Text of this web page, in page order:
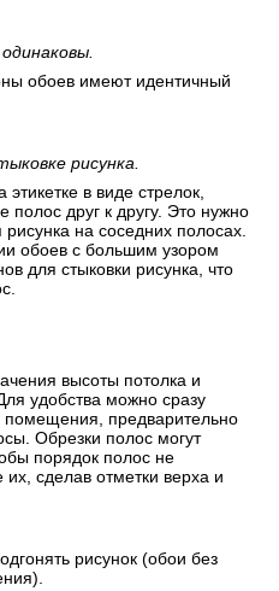
обоев имеют идентичный
рисунка.
в виде стрелок,
друг к другу. Это нужно
на соседних полосах.
обоев с большим узором
для стыковки рисунка, что
высоты потолка и
удобства можно сразу
помещения, предварительно
Обрезки полос могут
порядок полос не
сделав отметки верха и
рисунок (обои без